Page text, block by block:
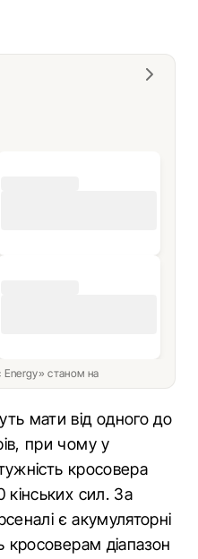
Energy» станом на
мати від одного до
при чому у
кросовера
кінських сил. За
є акумуляторні
кросоверам діапазон